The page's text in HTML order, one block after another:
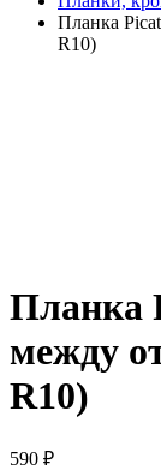
Планка
R10)
Планка
между
R10)
590 ₽